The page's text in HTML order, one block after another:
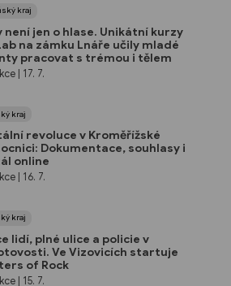
kraj
není jen o hlase. Unikátní kurzy
na zámku Lnáře učily mladé
pracovat s trémou i tělem
| 17. 7.
kraj
revoluce v Kroměřížské
Dokumentace, souhlasy i
online
| 16. 7.
kraj
lidí, plné ulice a policie v
Ve Vizovicích startuje
of Rock
| 15. 7.